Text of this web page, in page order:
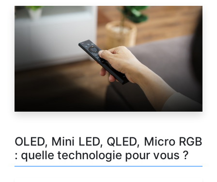
OLED, Mini LED, QLED, Micro RGB
: quelle technologie pour vous ?